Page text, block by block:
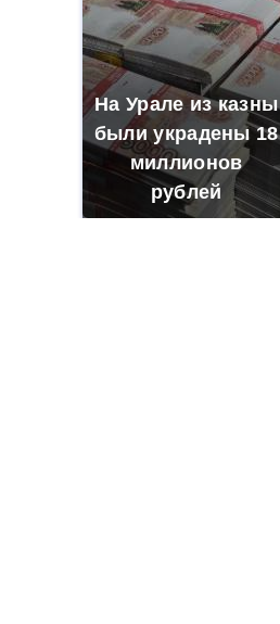
На Урале из казны
были украдены 18
миллионов
рублей